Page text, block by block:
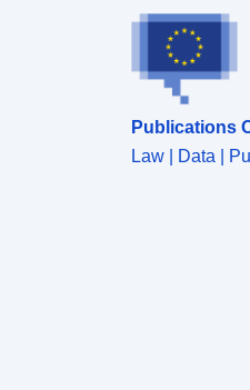
Publications
Law | Data |